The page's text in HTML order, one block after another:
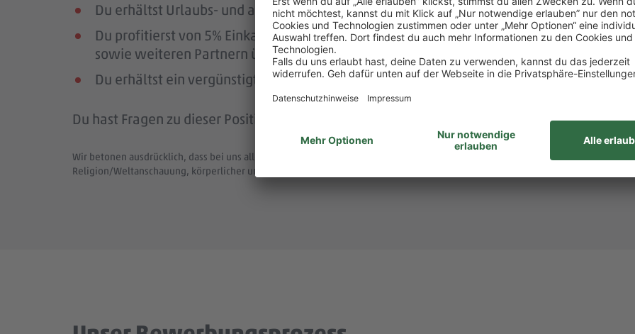
Du erhältst Urlaubs- und ab dem zweiten Jahr auch noch Weihnachtsgeld.
Du profitierst von 5% Einkaufsrabatt bei PENNY und REWE, weiteren Rabatten beim
sowie weiteren Partnern über die Plattform Corporate Benefits.
Du erhältst ein vergünstigtes Deutschlandticket.
Du hast Fragen zu dieser Position (Job-ID: 933463)? Dann melde dich bei Steffi Mollnau
Wir betonen ausdrücklich, dass bei uns alle Menschen - unabhängig von Geschlecht/geschlechtlicher Identität, ethnischer
Religion/Weltanschauung, körperlicher und geistiger Fähigkeiten, Alter sowie sexueller Orientierung oder weiterer